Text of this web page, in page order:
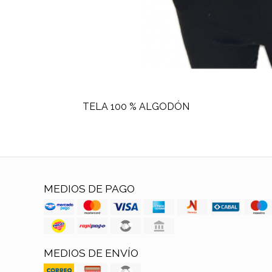
TELA 100 % ALGODÓN
MEDIOS DE PAGO
MEDIOS DE ENVÍO